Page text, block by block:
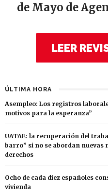
de Mayo de
LEER
ÚLTIMA HORA
Asempleo: Los registros
motivos para la esperanza”
UATAE: la recuperación del
barro” si no se abordan nuevas
derechos
Ocho de cada diez españoles
vivienda